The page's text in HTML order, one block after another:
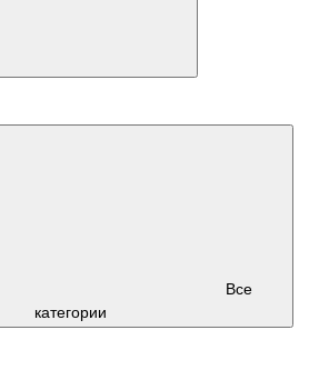
Все
категории